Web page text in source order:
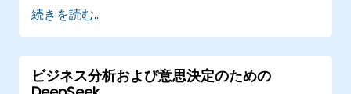
クロスモーダル学習向けにDeepSeekモデル
の最適化・微調整が行える。
実際の業界ケースにおいてマルチモーダルAI
技術を応用できる。
続きを読む...
ビジネス分析および意思決定のための